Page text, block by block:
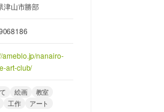
津山市勝部
ameblo.jp/nanairo-
art-club/
絵画
教室
工作 アート